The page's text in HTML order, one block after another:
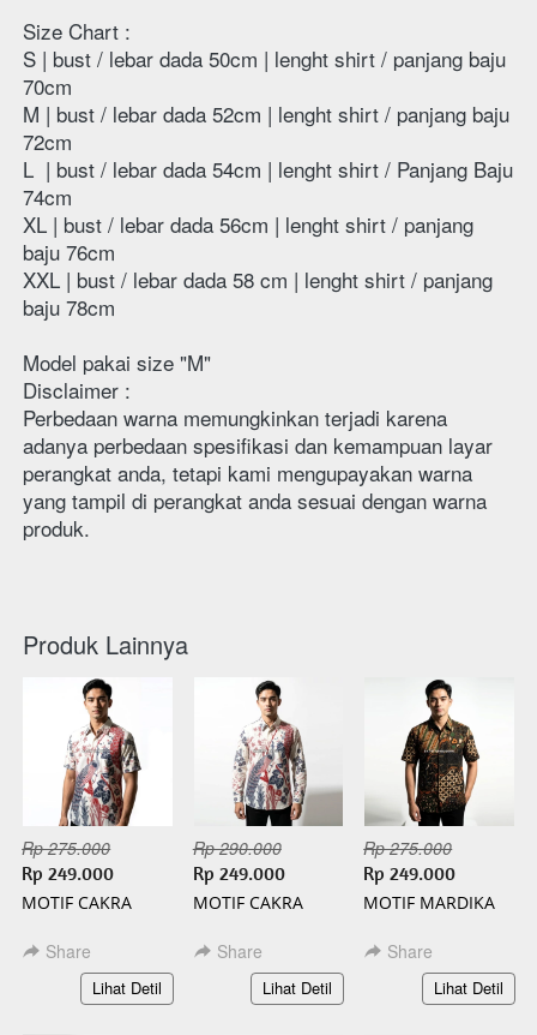
Size Chart :
S | bust / lebar dada 50cm | lenght shirt / panjang baju
70cm
M | bust / lebar dada 52cm | lenght shirt / panjang baju
72cm
L  | bust / lebar dada 54cm | lenght shirt / Panjang Baju
74cm
XL | bust / lebar dada 56cm | lenght shirt / panjang
baju 76cm
XXL | bust / lebar dada 58 cm | lenght shirt / panjang
baju 78cm
Model pakai size "M"
Disclaimer :
Perbedaan warna memungkinkan terjadi karena
adanya perbedaan spesifikasi dan kemampuan layar
perangkat anda, tetapi kami mengupayakan warna
yang tampil di perangkat anda sesuai dengan warna
produk.
Produk Lainnya
Rp 275.000
Rp 249.000
MOTIF CAKRA
SLIMFIT
Share
`Lihat Detil
Rp 290.000
Rp 249.000
MOTIF CAKRA
SLIMFIT
Share
`
Lihat Detil
Rp 275.000
Rp 249.000
MOTIF MARDIKA
SLIMFIT
Share
`Lihat Detil